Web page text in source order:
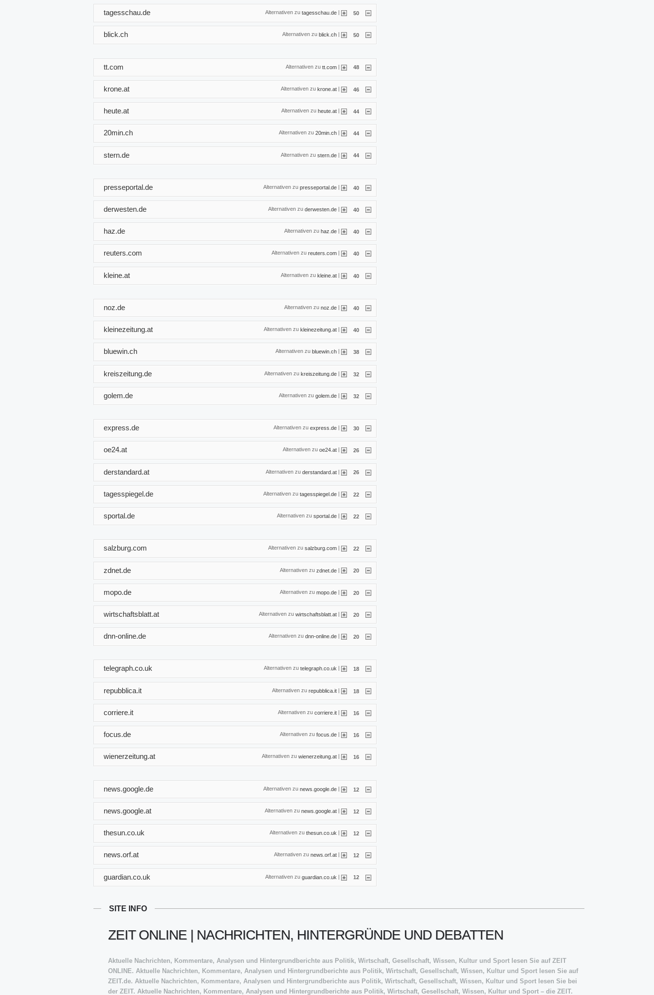
Alternativen zu tagesschau.de | 50
tagesschau.de
Alternativen zu blick.ch 50
blick.ch
Alternativen zu tt.com | 48
tt.com
Alternativen zu krone.at | 46
krone.at
Alternativen zu heute.at | 44
heute.at
Alternativen zu 20min.ch 44
20min.ch
Alternativen zu stern.de | 44
stern.de
Alternativen zu presseportal.de | 40
presseportal.de
Alternativen zu derwesten.de | 40
derwesten.de
Alternativen zu haz.de 40
haz.de
Alternativen zu reuters.com 40
reuters.com
Alternativen zu kleine.at | 40
kleine.at
Alternativen zu noz.de | 40
noz.de
Alternativen zu kleinezeitung.at | 40
kleinezeitung.at
Alternativen zu bluewin.ch 38
bluewin.ch
Alternativen zu kreiszeitung.de | 32
kreiszeitung.de
Alternativen zu golem.de | 32
golem.de
Alternativen zu express.de | 30
express.de
Alternativen zu oe24.at 26
oe24.at
Alternativen zu derstandard.at | 26
derstandard.at
Alternativen zu tagesspiegel.de | 22
tagesspiegel.de
Alternativen zu sportal.de | 22
sportal.de
Alternativen zu salzburg.com 22
salzburg.com
Alternativen zu zdnet.de | 20
zdnet.de
Alternativen zu mopo.de | 20
mopo.de
Alternativen zu wirtschaftsblatt.at | 20
wirtschaftsblatt.at
Alternativen zu dnn-online.de 20
dnn-online.de
Alternativen zu telegraph.co.uk 18
telegraph.co.uk
Alternativen zu repubblica.it | 18
repubblica.it
Alternativen zu corriere.it | 16
corriere.it
Alternativen zu focus.de | 16
focus.de
Alternativen zu wienerzeitung.at 16
wienerzeitung.at
Alternativen zu news.google.de | 12
news.google.de
Alternativen zu news.google.at | 12
news.google.at
Alternativen zu thesun.co.uk | 12
thesun.co.uk
Alternativen zu news.orf.at 12
news.orf.at
Alternativen zu guardian.co.uk | 12
guardian.co.uk
SITE INFO
ZEIT ONLINE | NACHRICHTEN, HINTERGRÜNDE UND DEBATTEN
Aktuelle Nachrichten, Kommentare, Analysen und Hintergrundberichte aus Politik, Wirtschaft, Gesellschaft, Wissen, Kultur und Sport lesen Sie auf ZEIT
ONLINE. Aktuelle Nachrichten, Kommentare, Analysen und Hintergrundberichte aus Politik, Wirtschaft, Gesellschaft, Wissen, Kultur und Sport lesen Sie auf
ZEIT.de. Aktuelle Nachrichten, Kommentare, Analysen und Hintergrundberichte aus Politik, Wirtschaft, Gesellschaft, Wissen, Kultur und Sport lesen Sie bei
der ZEIT. Aktuelle Nachrichten, Kommentare, Analysen und Hintergrundberichte aus Politik, Wirtschaft, Gesellschaft, Wissen, Kultur und Sport – die ZEIT.